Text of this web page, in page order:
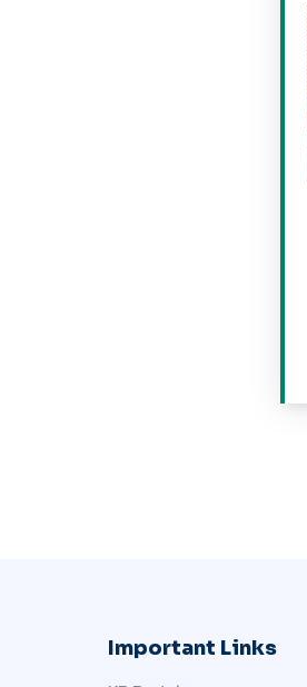
Important Links